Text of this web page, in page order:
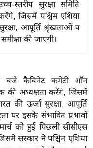
स्तरीय सुरक्षा समिति
जिसमें पश्चिम एशिया
आपूर्ति श्रृंखलाओं व
की जाएगी।
7 बजे कैबिनेट कमेटी ऑन
की अध्यक्षता करेंगे, जिसमें
की ऊर्जा सुरक्षा, आपूर्ति
पर इसके संभावित प्रभावों
को हुई पिछली सीसीएस
सरकार ने पश्चिम एशिया